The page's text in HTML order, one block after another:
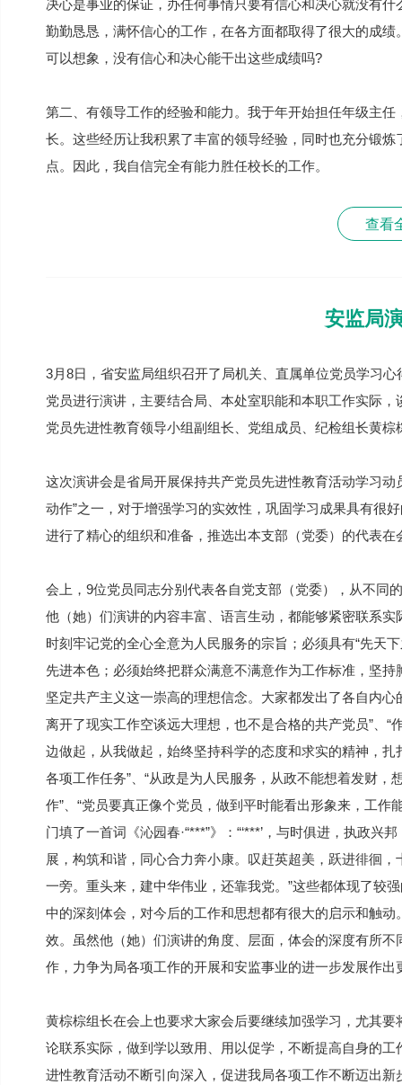
决心是事业的保证，办任何事情只要有信心和决心就没有
勤勤恳恳，满怀信心的工作，在各方面都取得了很大的成
可以想象，没有信心和决心能干出这些成绩吗?
第二、有领导工作的经验和能力。我于年开始担任年级主
长。这些经历让我积累了丰富的领导经验，同时也充分锻
点。因此，我自信完全有能力胜任校长的工作。
查看
安监局
3月8日，省安监局组织召开了局机关、直属单位党员学习
党员进行演讲，主要结合局、本处室职能和本职工作实际
党员先进性教育领导小组副组长、党组成员、纪检组长黄
这次演讲会是省局开展保持共产党员先进性教育活动学习
动作”之一，对于增强学习的实效性，巩固学习成果具有很
进行了精心的组织和准备，推选出本支部（党委）的代表在
会上，9位党员同志分别代表各自党支部（党委），从不同
他（她）们演讲的内容丰富、语言生动，都能够紧密联系
时刻牢记党的全心全意为人民服务的宗旨；必须具有“先天
先进本色；必须始终把群众满意不满意作为工作标准，坚
坚定共产主义这一崇高的理想信念。大家都发出了各自内
离开了现实工作空谈远大理想，也不是合格的共产党员”、
边做起，从我做起，始终坚持科学的态度和求实的精神，
各项工作任务”、“从政是为人民服务，从政不能想着发财
作”、“党员要真正像个党员，做到平时能看出形象来，工
门填了一首词《沁园春·“***”》：“‘***’，与时俱进，执政
展，构筑和谐，同心合力奔小康。叹赶英超美，跃进徘徊
一旁。重头来，建中华伟业，还靠我党。”这些都体现了较
中的深刻体会，对今后的工作和思想都有很大的启示和触
效。虽然他（她）们演讲的角度、层面，体会的深度有所
作，力争为局各项工作的开展和安监事业的进一步发展作出
黄棕棕组长在会上也要求大家会后要继续加强学习，尤其
论联系实际，做到学以致用、用以促学，不断提高自身的
进性教育活动不断引向深入，促进我局各项工作不断迈出